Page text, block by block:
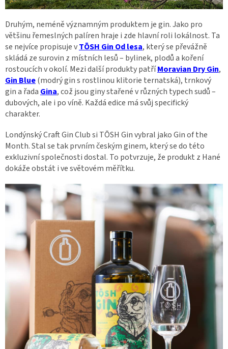
Druhým, neméně významným produktem je gin. Jako pro
většinu řemeslných palíren hraje i zde hlavní roli lokálnost. Ta
se nejvíce propisuje vTŌSH Gin Od lesa, který se převážně
skládá ze surovin z místních lesů – bylinek, plodů a koření
rostoucích v okolí. Mezi další produkty patříMoravian Dry Gin,
Gin Blue(modrý gin s rostlinou klitorie ternatská), trnkový
gin a řadaGina, což jsou giny stařené v různých typech sudů –
dubových, ale i po víně. Každá edice má svůj specifický
charakter.
Londýnský Craft Gin Club si TŌSH Gin vybral jako Gin of the
Month. Stal se tak prvním českým ginem, který se do této
exkluzivní společnosti dostal. To potvrzuje, že produkt z Hané
dokáže obstát i ve světovém měřítku.